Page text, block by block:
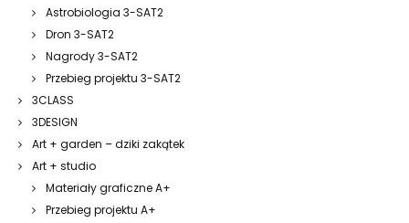
Astrobiologia 3-SAT2
Dron 3-SAT2
Nagrody 3-SAT2
Przebieg projektu 3-SAT2
3CLASS
3DESIGN
Art + garden – dziki zakątek
Art + studio
Materiały graficzne A+
Przebieg projektu A+